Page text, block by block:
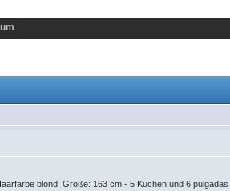
blond, Größe: 163 cm - 5 Kuchen und 6